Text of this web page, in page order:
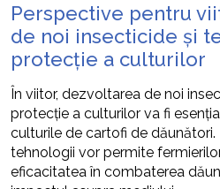
Perspective pentru
de noi insecticide și
protecție a culturilor
În viitor, dezvoltarea de noi
protecție a culturilor va fi
culturile de cartofi de dăunători.
tehnologii vor permite
eficacitatea în combaterea